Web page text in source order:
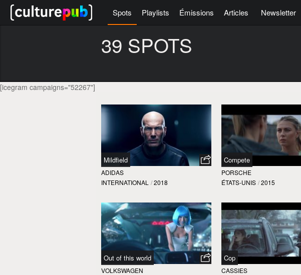
Spots Playlists Émissions Articles Newsletter
39 SPOTS
[icegram campaigns="52267"]
Mildfield
ADIDAS
INTERNATIONAL / 2018
Compete
PORSCHE
ÉTATS-UNIS / 2015
Out of this world
VOLKSWAGEN
Cop
CASSIES